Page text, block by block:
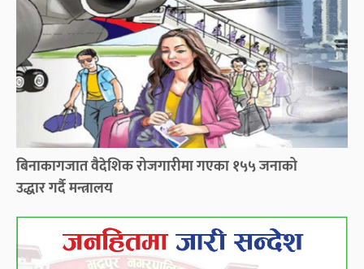
बिनाकागजात वैदेशिक रोजगारीमा गएका १५५ जनाको
उद्धार गर्दै मन्त्रालय